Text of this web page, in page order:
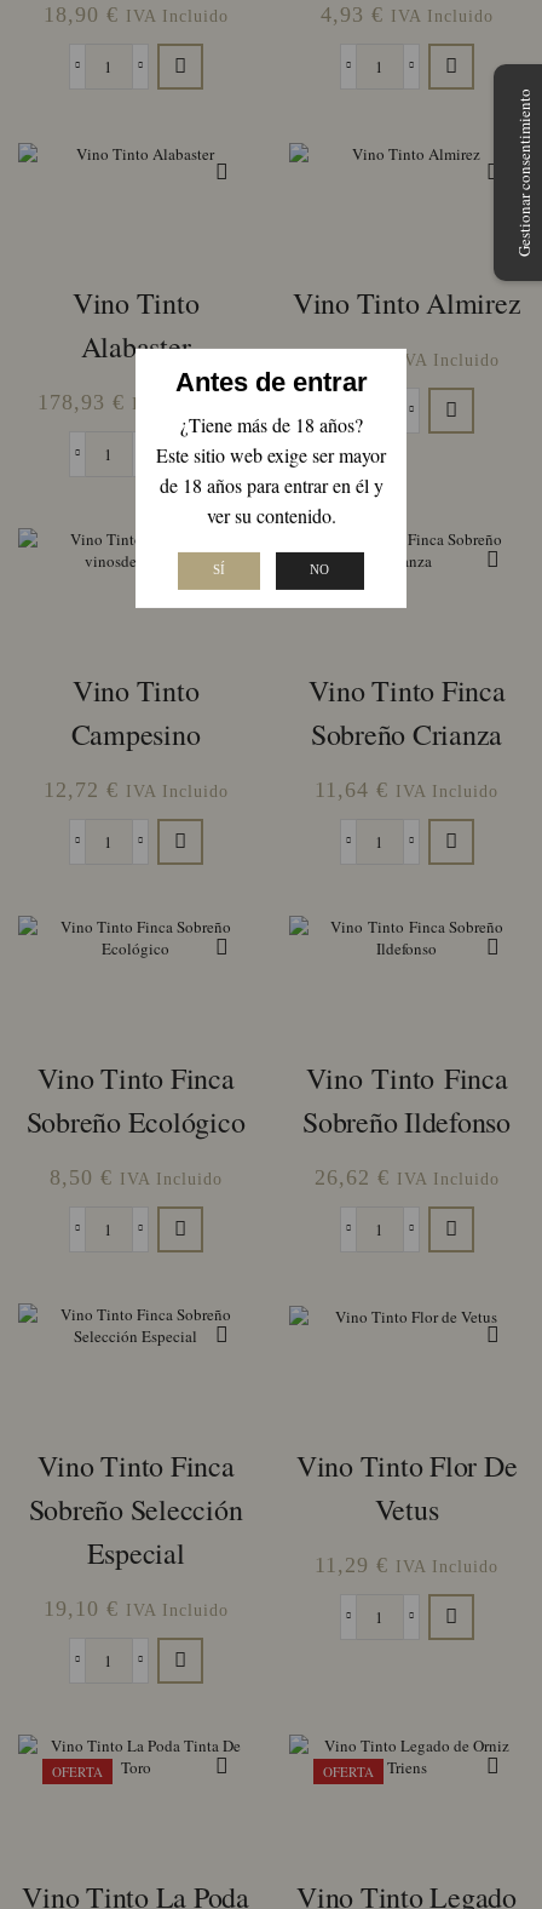
Antes de entrar
¿Tiene más de 18 años?
Este sitio web exige ser mayor
de 18 años para entrar en él y
ver su contenido.
SÍ NO
18,90 € IVA Incluido
Vino
Verdejo
cantidad
4,93 € IVA Incluido
Vino
D.O.
Toro
Vino Tinto
Alabaster
178,93 € IVA Incluido
Vino
cantidad
Vino Tinto Almirez
IVA Incluido
Vino
Almirez
cantidad
Vino Tinto
Campesino
12,72 € IVA Incluido
Vino
cantidad
Vino Tinto Finca
Sobreño Crianza
11,64 € IVA Incluido
Vino
Sobreño
Crianza
Vino Tinto Finca
Sobreño Ecológico
8,50 € IVA Incluido
Vino
Sobreño
Ecológico
cantidad
Vino Tinto Finca
Sobreño Ildefonso
26,62 € IVA Incluido
Vino Tinto Finca
cantidad
Vino Tinto Finca
Sobreño Selección
Especial
19,10 € IVA Incluido
Vino
Sobreño
Selección
Especial
Vino Tinto Flor De
Vetus
11,29 € IVA Incluido
Vino
cantidad
OFERTA
Vino Tinto La Poda
OFERTA
Vino Tinto Legado
Gestionar consentimiento